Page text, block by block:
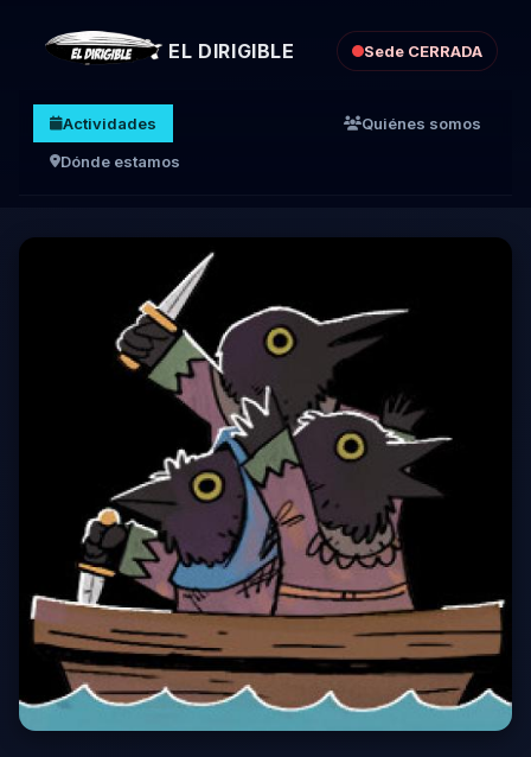
EL DIRIGIBLE Sede CERRADA
Actividades
Quiénes somos
Dónde estamos